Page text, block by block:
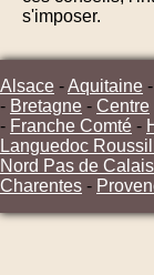
s'imposer.
Alsace -Aquitaine -
- Bretagne - Centre
- Franche Comté -
Languedoc
Nord Pas de Calais
Charentes -